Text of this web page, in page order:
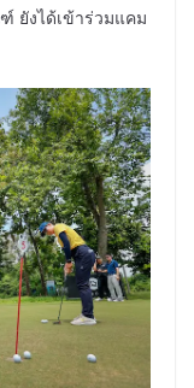
ยังได้เข้าร่วมแคม